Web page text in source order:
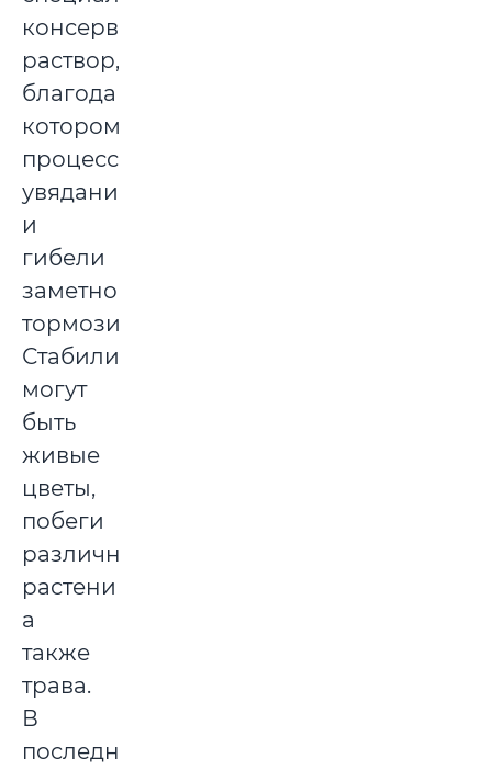
консервирующий
раствор,
благодаря
которому
процесс
увядания
и
гибели
заметно
тормозится.
Стабилизированными
могут
быть
живые
цветы,
побеги
различных
растений,
а
также
трава.
В
последнее